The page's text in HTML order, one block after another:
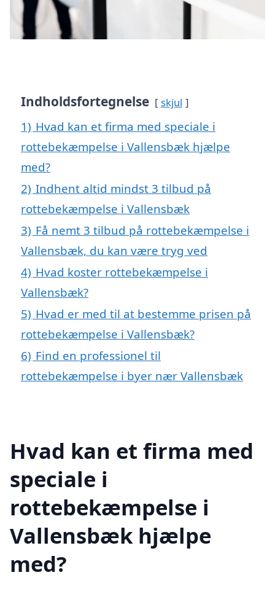
Indholdsfortegnelse skjul
1) Hvad kan et firma med speciale i
rottebekæmpelse i Vallensbæk hjælpe
med?
2) Indhent altid mindst 3 tilbud på
rottebekæmpelse i Vallensbæk
3) Få nemt 3 tilbud på rottebekæmpelse i
Vallensbæk, du kan være tryg ved
4) Hvad koster rottebekæmpelse i
Vallensbæk?
5) Hvad er med til at bestemme prisen på
rottebekæmpelse i Vallensbæk?
6) Find en professionel til
rottebekæmpelse i byer nær Vallensbæk
Hvad kan et firma med
speciale i
rottebekæmpelse i
Vallensbæk hjælpe
med?